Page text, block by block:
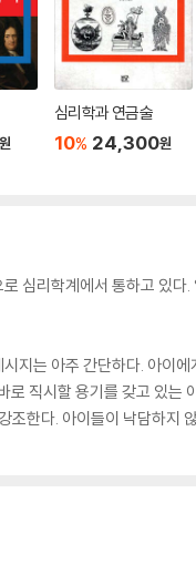
원
심리학과 연금술
10% 24,300원
심리학계에서 통하고 있
지는 아주 간단하다. 아이
직시할 용기를 갖고 있
한다. 아이들이 낙담하지